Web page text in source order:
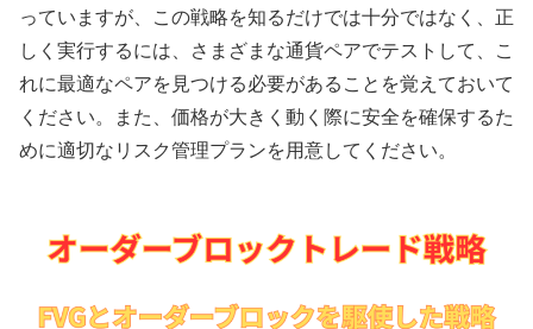
っていますが、この戦略を知るだけでは十分ではなく、正
しく実行するには、さまざまな通貨ペアでテストして、こ
れに最適なペアを見つける必要があることを覚えておいて
ください。また、価格が大きく動く際に安全を確保するた
めに適切なリスク管理プランを用意してください。